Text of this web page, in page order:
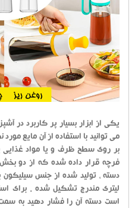
یکی از ابزار بسیار پر کاربرد
می توانید با استفاده از آن مایع
بر روی سطح ظرف و یا مواد
فرچه قرار داده شده که از دو
لیتری مندرج تشکیل شده . برای
است دسته آن را فشار دهید به